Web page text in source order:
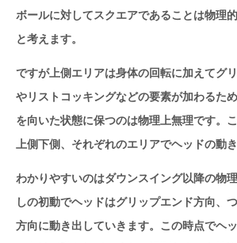
ボールに対してスクエアであることは物理
と考えます。
ですが上側エリアは身体の回転に加えてグ
やリストコッキングなどの要素が加わるた
を向いた状態に保つのは物理上無理です。
上側下側、それぞれのエリアでヘッドの動
わかりやすいのはダウンスイング以降の物
しの初動でヘッドはグリップエンド方向、
方向に動き出していきます。この時点でヘ